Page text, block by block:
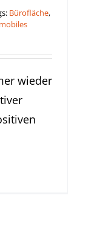
Bürofläche,
mobiles
wieder